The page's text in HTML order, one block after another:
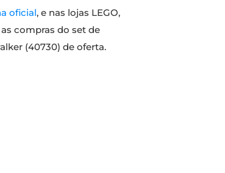
oficial, e nas lojas LEGO,
compras do set de
(40730) de oferta.